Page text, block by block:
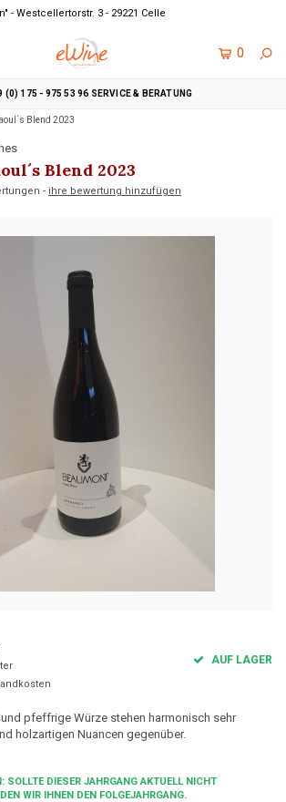
- Westcellertorstr. 3 - 29221 Celle
0
(0) 175 - 975 53 96 SERVICE & BERATUNG
Blend 2023
Blend 2023
- ihre bewertung hinzufügen
AUF LAGER
pfeffrige Würze stehen harmonisch sehr
holzartigen Nuancen gegenüber.
SOLLTE DIESER JAHRGANG AKTUELL NICHT
WIR IHNEN DEN FOLGEJAHRGANG.